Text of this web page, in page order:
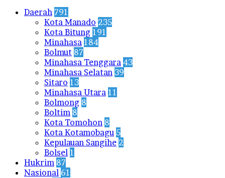
Daerah 791
Kota Manado 235
Kota Bitung 191
Minahasa 184
Bolmut 87
Minahasa Tenggara 43
Minahasa Selatan 39
Sitaro 13
Minahasa Utara 11
Bolmong 8
Boltim 8
Kota Tomohon 8
Kota Kotamobagu 5
Kepulauan Sangihe 2
Bolsel 1
Hukrim 87
Nasional 61